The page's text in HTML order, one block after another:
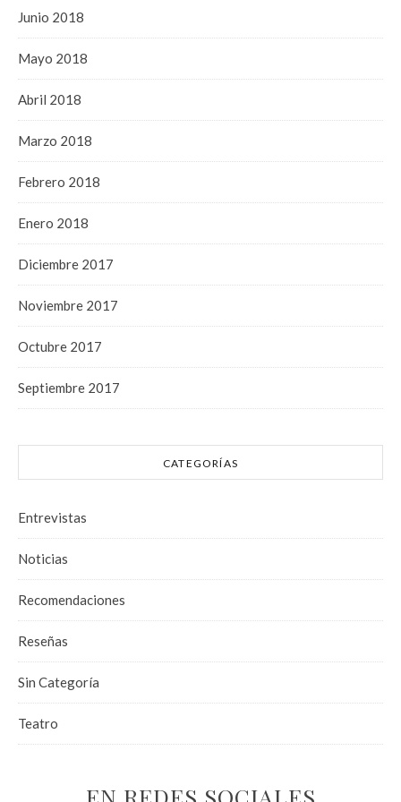
Junio 2018
Mayo 2018
Abril 2018
Marzo 2018
Febrero 2018
Enero 2018
Diciembre 2017
Noviembre 2017
Octubre 2017
Septiembre 2017
CATEGORÍAS
Entrevistas
Noticias
Recomendaciones
Reseñas
Sin Categoría
Teatro
EN REDES SOCIALES